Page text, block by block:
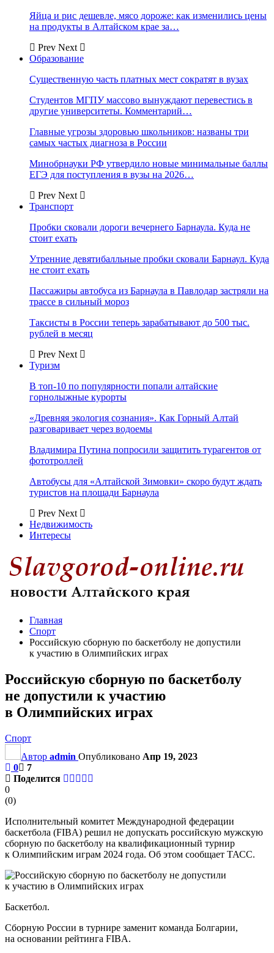
Яйца и рис дешевле, мясо дороже: как изменились цены
на продукты в Алтайском крае за…
Prev Next
Образование
Существенную часть платных мест сократят в вузах
Студентов МГПУ массово вынуждают перевестись в
другие университеты. Комментарий…
Главные угрозы здоровью школьников: названы три
самых частых диагноза в России
Минобрнауки РФ утвердило новые минимальные баллы
ЕГЭ для поступления в вузы на 2026…
Prev Next
Транспорт
Пробки сковали дороги вечернего Барнаула. Куда не
стоит ехать
Утренние девятибалльные пробки сковали Барнаул. Куда
не стоит ехать
Пассажиры автобуса из Барнаула в Павлодар застряли на
трассе в сильный мороз
Таксисты в России теперь зарабатывают до 500 тыс.
рублей в месяц
Prev Next
Туризм
В топ-10 по популярности попали алтайские
горнолыжные курорты
«Древняя экология сознания». Как Горный Алтай
разговаривает через водоемы
Владимира Путина попросили защитить турагентов от
фототроллей
Автобусы для «Алтайской Зимовки» скоро будут ждать
туристов на площади Барнаула
Prev Next
Недвижимость
Интересы
Главная
Спорт
Российскую сборную по баскетболу не допустили
к участию в Олимпийских играх
Российскую сборную по баскетболу
не допустили к участию
в Олимпийских играх
Спорт
Автор admin Опубликовано Апр 19, 2023
0
7
Поделится
0
(0)
Исполнительный комитет Международной федерации
баскетбола (FIBA) решил не допускать российскую мужскую
сборную по баскетболу на квалификационный турнир
к Олимпийским играм 2024 года. Об этом сообщает ТАСС.
Баскетбол.
Сборную России в турнире заменит команда Болгарии,
на основании рейтинга FIBA.